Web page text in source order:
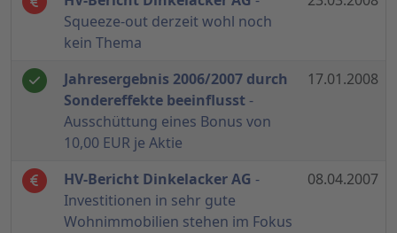
Squeeze-out derzeit wohl noch
kein Thema
Jahresergebnis 2006/2007 durch
Sondereffekte beeinflusst -
Ausschüttung eines Bonus von
10,00 EUR je Aktie
17.01.2008
HV-Bericht Dinkelacker AG -
Investitionen in sehr gute
Wohnimmobilien stehen im Fokus
08.04.2007